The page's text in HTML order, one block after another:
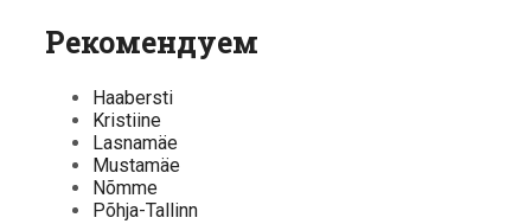
Рекомендуем
Haabersti
Kristiine
Lasnamäe
Mustamäe
Nõmme
Põhja-Tallinn